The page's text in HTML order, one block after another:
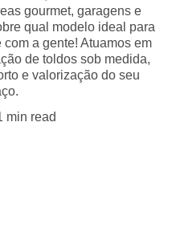
gourmet, garagens e
qual modelo ideal para
a gente! Atuamos em
de toldos sob medida,
e valorização do seu
min read